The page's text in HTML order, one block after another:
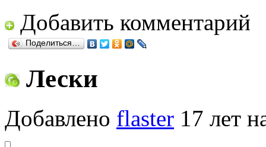
Добавить комментарий
Поделиться…
Лески
Добавлено flaster 17 лет